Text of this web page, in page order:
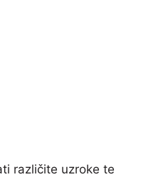
različite uzroke te